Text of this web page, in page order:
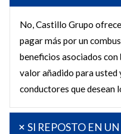
No, Castillo Grupo ofrece
pagar más por un
beneficios asociados con
valor añadido para usted
conductores que desean
SI REPOSTO EN